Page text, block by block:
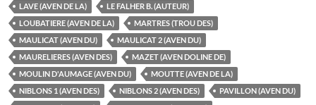
LAVE (AVEN DE LA)
LE FALHER B. (AUTEUR)
LOUBATIERE (AVEN DE LA)
MARTRES (TROU DES)
MAULICAT (AVEN DU)
MAULICAT 2 (AVEN DU)
MAURELIERES (AVEN DES)
MAZET (AVEN DOLINE DE)
MOULIN D'AUMAGE (AVEN DU)
MOUTTE (AVEN DE LA)
NIBLONS 1 (AVEN DES)
NIBLONS 2 (AVEN DES)
PAVILLON (AVEN DU)